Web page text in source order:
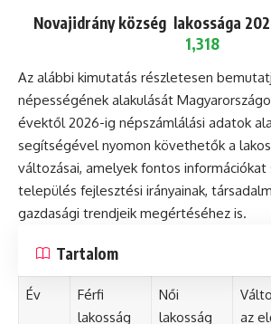
Novajidrány község lakossága
1,318
Az alábbi kimutatás részletesen
népességének alakulását
évektől 2026-ig népszámlálási adatok
segítségével nyomon követhetők a
változásai, amelyek fontos
település fejlesztési irányainak,
gazdasági trendjeik megértéséhez is.
Tartalom
Év
Férfi
lakosság
Női
lakosság
az